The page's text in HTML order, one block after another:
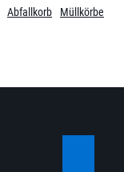
Abfallkorb
Müllkörbe